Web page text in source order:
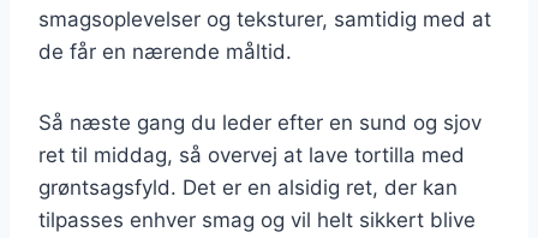
smagsoplevelser og teksturer, samtidig med at
de får en nærende måltid.
Så næste gang du leder efter en sund og sjov
ret til middag, så overvej at lave tortilla med
grøntsagsfyld. Det er en alsidig ret, der kan
tilpasses enhver smag og vil helt sikkert blive